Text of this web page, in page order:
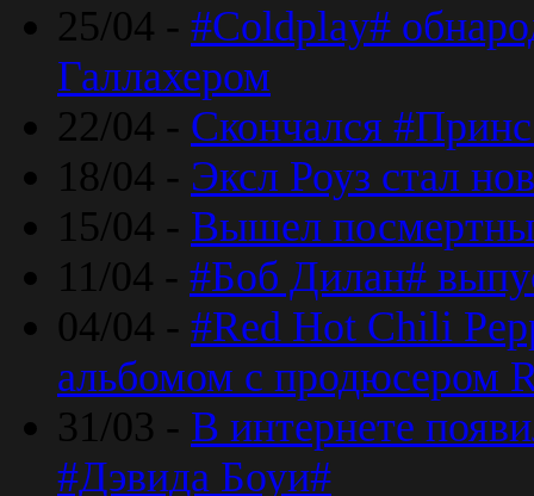
25/04 - #Coldplay#
Галлахером
22/04 - Скончался
18/04 - Эксл Роуз стал
15/04 - Вышел
11/04 - #Боб Дилан#
04/04 - #Red Hot Chili
альбомом с продюсером
31/03 - В интернете
#Дэвида Боуи#